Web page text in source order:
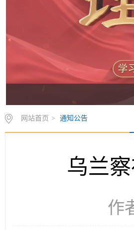
网站首页 > 通知公告
乌兰
作